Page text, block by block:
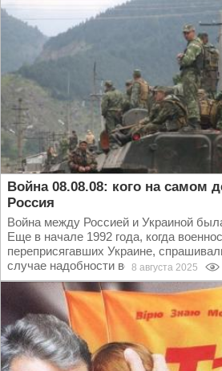
Война 08.08.08: кого на самом
Россия
Война между Россией и Украиной
Еще в начале 1992 года, когда
переприсягавших Украине,
случае надобности воевать с
8 августа 2025